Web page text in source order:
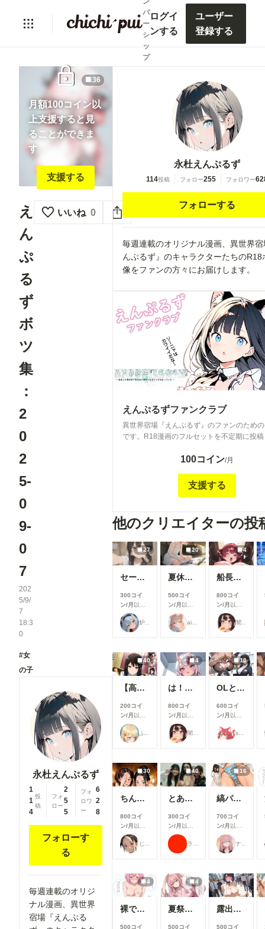
バ
ー
シ
ッ
プ
ログイ
ンする
ユーザー
登録する
lock
月額100コイン以
上支援すると見
ることができま
す
支援する
36
え
ん
ぷ
る
ず
ボ
ツ
集
：
2
0
2
5-
0
9-
0
7
202
5/9/
7
18:3
0
#女
の子
いいね 0
永杜えんぷるず
1
1
4
投
稿
フォ
ロー
2
5
5
フォ
ロワ
ー
6
2
8
フォローす
る
毎週連載のオリジ
ナル漫画、異世界
宿場『えんぷる
永杜えんぷるず
114投稿 フォロー255 フォロワー
フォローする
毎週連載のオリジナル漫画、異世界
んぷるず』のキャラクターたちのR18
像をファンの方々にお届けします。
えんぷるずファンクラブ
異世界宿場『えんぷるず』のファンのため
です。R18漫画のフルセットを不定期に投
ないR18なボツ画像を投稿していましたが
ンに課金すると見られます。
100コイン/月
支援する
他のクリエイターの投
27
セーラーちゃんと先生 26-08-04
300コイ
ン/月 以上
支援すると
見ることが
できます
炉巨猫@今日はこれでいいかな
20
夏休みに覚えたこと
500コイ
ン/月 以上
支援すると
見ることが
できます
ailovepui
4
船長のズボズボおなにー♪
800コイ
ン/月 以上
支援すると
見ることが
できます
闇の熊太郎
40
【高坂麗奈】自分の部屋に彼氏を呼んで・・・
200コイ
ン/月 以上
支援すると
見ることが
できます
ふぅみん
4
は！余何も着てなかった！w
800コイ
ン/月 以上
支援すると
見ることが
できます
闇の熊太郎
10
OLとエッチ
600コイ
ン/月 以上
支援すると
見ることが
shu_mohe_R18
30
ちんちん見つけた！
800コイ
ン/月 以上
支援すると
見ることが
できます
じゅじゅじゅ
40
とある女子大の仲良しグループの日常風景
300コイ
ン/月 以上
支援すると
見ることが
できます
ラッテ
16
縞パンと陰毛とか
700コイ
ン/月 以上
支援すると
見ることが
できます
ナフリジェ
4
裸でスポンサーを接待するアイドル【秋吉みる】編
500コイ
4
夏祭りで興奮したオタクに襲われる一軍ギャルズ【桃園ひまり】編
500コイ
露出プレイ078
500コイ